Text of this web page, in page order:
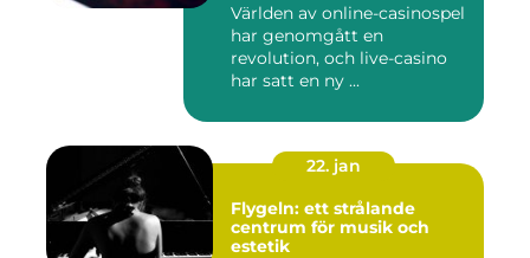
Världen av online-casinospel
har genomgått en
revolution, och live-casino
har satt en ny ...
22. jan
Flygeln: ett strålande
centrum för musik och
estetik